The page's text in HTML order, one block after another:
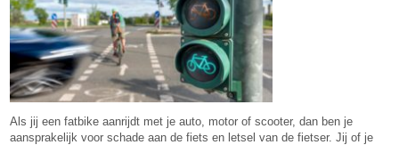
Als jij een fatbike aanrijdt met je auto, motor of scooter, dan ben je
aansprakelijk voor schade aan de fiets en letsel van de fietser. Jij of je